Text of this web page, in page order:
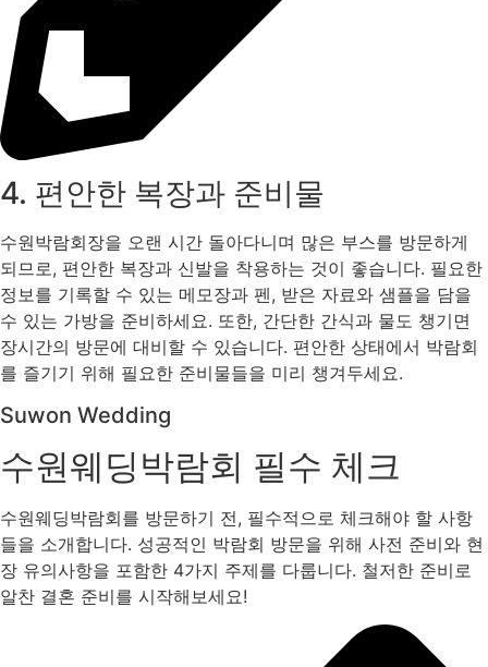
4. 편안한 복장과 준비물
수원박람회장을 오랜 시간 돌아다니며 많은 부스를 방문하게
되므로, 편안한 복장과 신발을 착용하는 것이 좋습니다. 필요한
정보를 기록할 수 있는 메모장과 펜, 받은 자료와 샘플을 담을
수 있는 가방을 준비하세요. 또한, 간단한 간식과 물도 챙기면
장시간의 방문에 대비할 수 있습니다. 편안한 상태에서 박람회
를 즐기기 위해 필요한 준비물들을 미리 챙겨두세요.
Suwon Wedding
수원웨딩박람회 필수 체크
수원웨딩박람회를 방문하기 전, 필수적으로 체크해야 할 사항
들을 소개합니다. 성공적인 박람회 방문을 위해 사전 준비와 현
장 유의사항을 포함한 4가지 주제를 다룹니다. 철저한 준비로
알찬 결혼 준비를 시작해보세요!